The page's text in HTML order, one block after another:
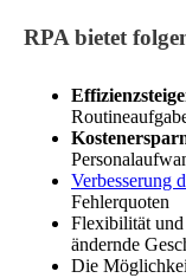
RPA bietet
Verbesserung
Fehlerquoten
Flexibilität und
ändernde
Die